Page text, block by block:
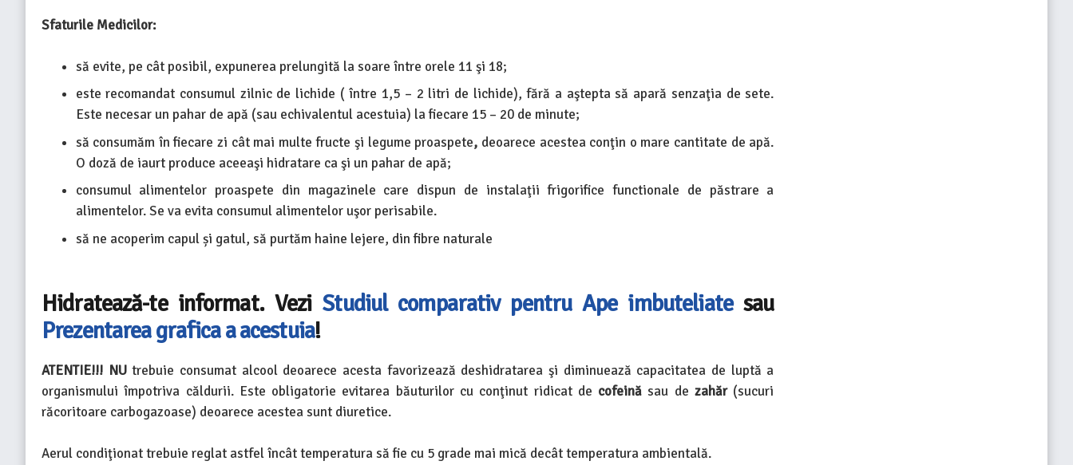
Sfaturile Medicilor:
să evite, pe cât posibil, expunerea prelungită la soare între orele 11 şi 18;
este recomandat consumul zilnic de lichide ( între 1,5 – 2 litri de lichide), fără a aştepta să apară senzaţia de sete.
Este necesar un pahar de apă (sau echivalentul acestuia) la fiecare 15 – 20 de minute;
să consumăm în fiecare zi cât mai multe fructe şi legume proaspete, deoarece acestea conţin o mare cantitate de apă.
O doză de iaurt produce aceeaşi hidratare ca şi un pahar de apă;
consumul alimentelor proaspete din magazinele care dispun de instalaţii frigorifice functionale de păstrare a
alimentelor. Se va evita consumul alimentelor uşor perisabile.
să ne acoperim capul și gatul, să purtăm haine lejere, din fibre naturale
Hidratează-te informat. Vezi Studiul comparativ pentru Ape imbuteliatesau
Prezentarea grafica a acestuia!
ATENTIE!!! NUtrebuie consumat alcool deoarece acesta favorizează deshidratarea şi diminuează capacitatea de luptă a
organismului împotriva căldurii. Este obligatorie evitarea băuturilor cu conţinut ridicat de cofeină sau de zahăr(sucuri
răcoritoare carbogazoase) deoarece acestea sunt diuretice.
Aerul condiţionat trebuie reglat astfel încât temperatura să fie cu 5 grade mai mică decât temperatura ambientală.